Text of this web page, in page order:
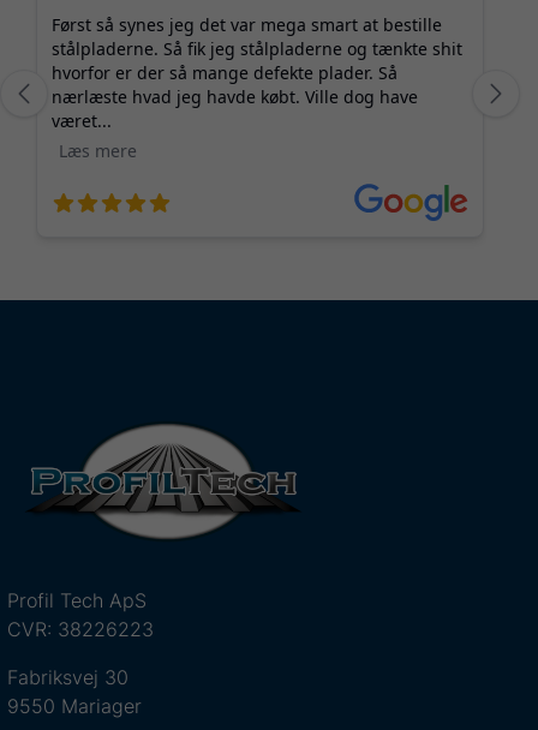
Profil Tech ApS
CVR: 38226223
Fabriksvej 30
9550 Mariager